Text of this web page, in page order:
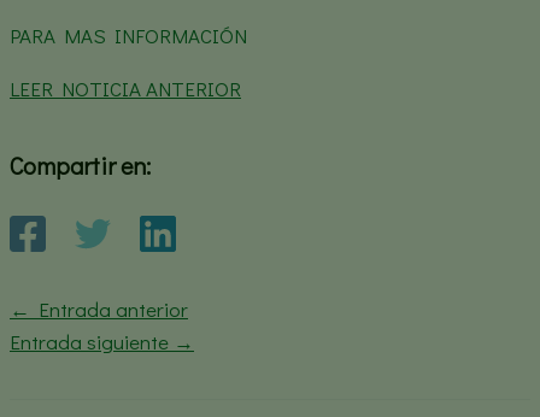
PARA MAS INFORMACIÓN
LEER NOTICIA ANTERIOR
Compartir en:
← Entrada anterior
Entrada siguiente →